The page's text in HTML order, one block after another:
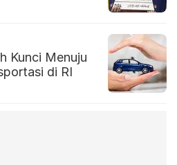
Kunci Menuju
di RI